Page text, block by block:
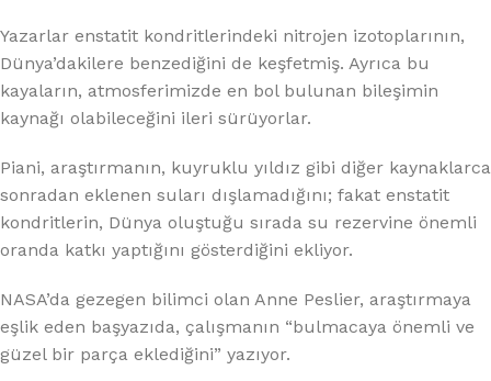
Yazarlar enstatit kondritlerindeki nitrojen izotoplarının,
Dünya’dakilere benzediğini de keşfetmiş. Ayrıca bu
kayaların, atmosferimizde en bol bulunan bileşimin
kaynağı olabileceğini ileri sürüyorlar.
Piani, araştırmanın, kuyruklu yıldız gibi diğer kaynaklarca
sonradan eklenen suları dışlamadığını; fakat enstatit
kondritlerin, Dünya oluştuğu sırada su rezervine önemli
oranda katkı yaptığını gösterdiğini ekliyor.
NASA’da gezegen bilimci olan Anne Peslier, araştırmaya
eşlik eden başyazıda, çalışmanın “bulmacaya önemli ve
güzel bir parça eklediğini” yazıyor.